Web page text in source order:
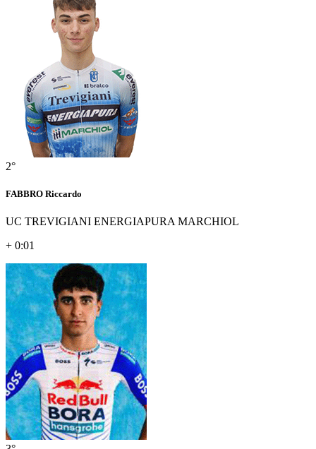
2°
FABBRO Riccardo
UC TREVIGIANI ENERGIAPURA MARCHIOL
+ 0:01